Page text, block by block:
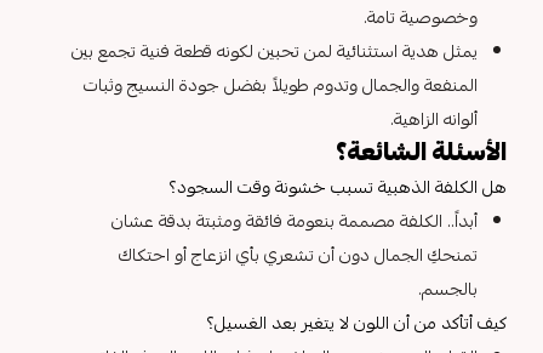
وخصوصية تامة.
يمثل هدية استثنائية لمن تحبين لكونه قطعة فنية تجمع بين
المنفعة والجمال وتدوم طويلاً بفضل جودة النسيج وثبات
ألوانه الزاهية.
الأسئلة الشائعة؟
هل الكلفة الذهبية تسبب خشونة وقت السجود؟
أبداً.. الكلفة مصممة بنعومة فائقة ومثبتة بدقة عشان
تمنحكِ الجمال دون أن تشعري بأي انزعاج أو احتكاك
بالجسم.
كيف أتأكد من أن اللون لا يتغير بعد الغسيل؟